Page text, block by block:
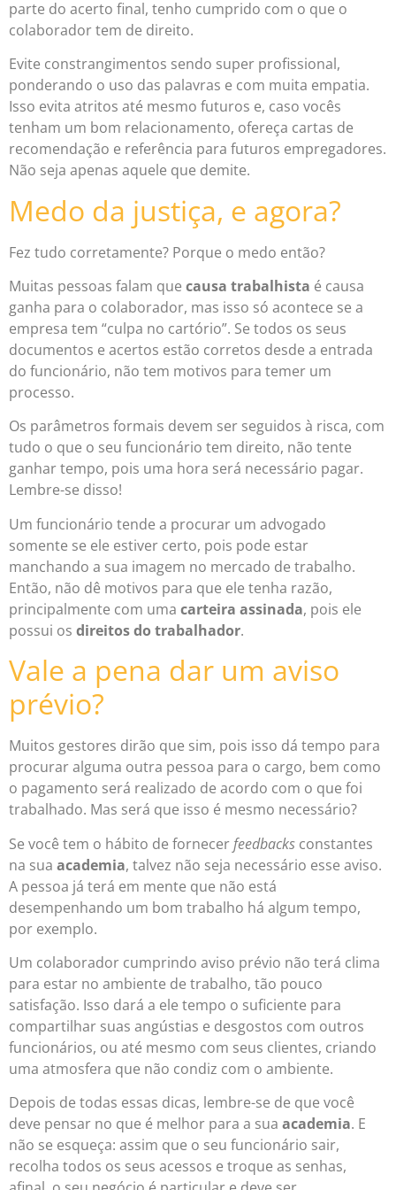
parte do acerto final, tenho cumprido com o que o
colaborador tem de direito.
Evite constrangimentos sendo super profissional,
ponderando o uso das palavras e com muita empatia.
Isso evita atritos até mesmo futuros e, caso vocês
tenham um bom relacionamento, ofereça cartas de
recomendação e referência para futuros empregadores.
Não seja apenas aquele que demite.
Medo da justiça, e agora?
Fez tudo corretamente? Porque o medo então?
Muitas pessoas falam que causa trabalhista é causa
ganha para o colaborador, mas isso só acontece se a
empresa tem “culpa no cartório”. Se todos os seus
documentos e acertos estão corretos desde a entrada
do funcionário, não tem motivos para temer um
processo.
Os parâmetros formais devem ser seguidos à risca, com
tudo o que o seu funcionário tem direito, não tente
ganhar tempo, pois uma hora será necessário pagar.
Lembre-se disso!
Um funcionário tende a procurar um advogado
somente se ele estiver certo, pois pode estar
manchando a sua imagem no mercado de trabalho.
Então, não dê motivos para que ele tenha razão,
principalmente com uma carteira assinada, pois ele
possui os direitos do trabalhador.
Vale a pena dar um aviso
prévio?
Muitos gestores dirão que sim, pois isso dá tempo para
procurar alguma outra pessoa para o cargo, bem como
o pagamento será realizado de acordo com o que foi
trabalhado. Mas será que isso é mesmo necessário?
Se você tem o hábito de fornecerfeedbacks constantes
na sua academia, talvez não seja necessário esse aviso.
A pessoa já terá em mente que não está
desempenhando um bom trabalho há algum tempo,
por exemplo.
Um colaborador cumprindo aviso prévio não terá clima
para estar no ambiente de trabalho, tão pouco
satisfação. Isso dará a ele tempo o suficiente para
compartilhar suas angústias e desgostos com outros
funcionários, ou até mesmo com seus clientes, criando
uma atmosfera que não condiz com o ambiente.
Depois de todas essas dicas, lembre-se de que você
deve pensar no que é melhor para a sua academia. E
não se esqueça: assim que o seu funcionário sair,
recolha todos os seus acessos e troque as senhas,